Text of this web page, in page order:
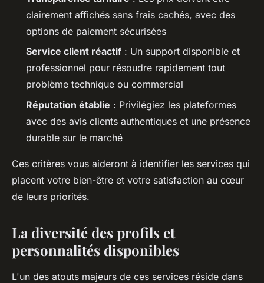
clairement affichés sans frais cachés, avec des
options de paiement sécurisées
Service client réactif : Un support disponible et
professionnel pour résoudre rapidement tout
problème technique ou commercial
Réputation établie : Privilégiez les plateformes
avec des avis clients authentiques et une présence
durable sur le marché
Ces critères vous aideront à identifier les services qui
placent votre bien-être et votre satisfaction au cœur
de leurs priorités.
La diversité des profils et
personnalités disponibles
L'un des atouts majeurs de ces services réside dans